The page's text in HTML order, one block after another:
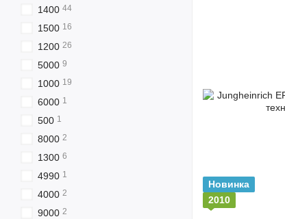
Новинка
2010
1400 44
1500 16
1200 26
5000 9
1000 19
6000 1
500 1
8000 2
1300 6
4990 1
4000 2
9000 2